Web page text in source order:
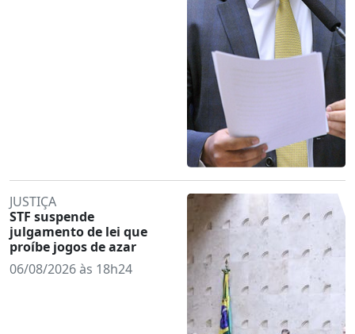
JUSTIÇA
STF suspende
julgamento de lei que
proíbe jogos de azar
06/08/2026 às 18h24